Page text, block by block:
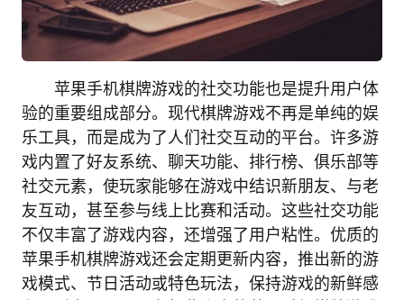
苹果手机棋牌游戏的社交功能也是提升用户体
验的重要组成部分。现代棋牌游戏不再是单纯的娱
乐工具，而是成为了人们社交互动的平台。许多游
戏内置了好友系统、聊天功能、排行榜、俱乐部等
社交元素，使玩家能够在游戏中结识新朋友、与老
友互动，甚至参与线上比赛和活动。这些社交功能
不仅丰富了游戏内容，还增强了用户粘性。优质的
苹果手机棋牌游戏还会定期更新内容，推出新的游
戏模式、节日活动或特色玩法，保持游戏的新鲜感